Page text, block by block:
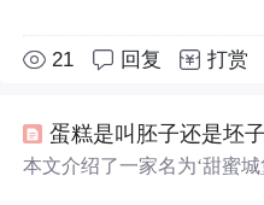
21 回复 打赏
本文介绍了一家名为‘甜蜜